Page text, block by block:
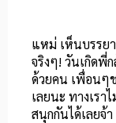
แหม่ เห็นบรรย
จริงๆ! วันเกิดพี่
ด้วยคน เพื่อนๆ
เลยนะ ทางเรา
สนุกกันได้เลยจ้า